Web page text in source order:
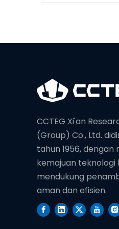
CCTEG Xi'an
(Group) Co., Ltd.
tahun 1956, dengan
kemajuan
mendukung
aman dan efisien.